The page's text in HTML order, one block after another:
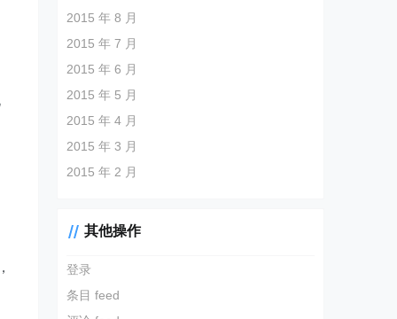
2015 年 8 月
2015 年 7 月
2015 年 6 月
2015 年 5 月
2015 年 4 月
2015 年 3 月
2015 年 2 月
其他操作
登录
条目 feed